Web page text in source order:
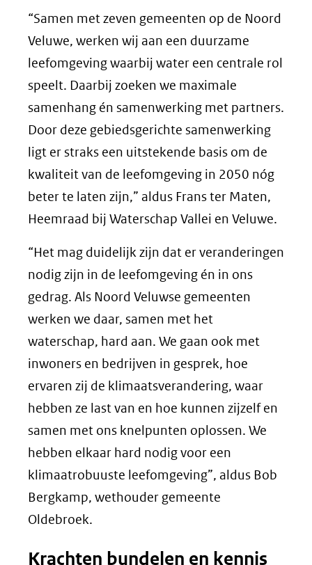
“Samen met zeven gemeenten op de Noord
Veluwe, werken wij aan een duurzame
leefomgeving waarbij water een centrale rol
speelt. Daarbij zoeken we maximale
samenhang én samenwerking met partners.
Door deze gebiedsgerichte samenwerking
ligt er straks een uitstekende basis om de
kwaliteit van de leefomgeving in 2050 nóg
beter te laten zijn,” aldus Frans ter Maten,
Heemraad bij Waterschap Vallei en Veluwe.
“Het mag duidelijk zijn dat er veranderingen
nodig zijn in de leefomgeving én in ons
gedrag. Als Noord Veluwse gemeenten
werken we daar, samen met het
waterschap, hard aan. We gaan ook met
inwoners en bedrijven in gesprek, hoe
ervaren zij de klimaatsverandering, waar
hebben ze last van en hoe kunnen zijzelf en
samen met ons knelpunten oplossen. We
hebben elkaar hard nodig voor een
klimaatrobuuste leefomgeving”, aldus Bob
Bergkamp, wethouder gemeente
Oldebroek.
Krachten bundelen en kennis